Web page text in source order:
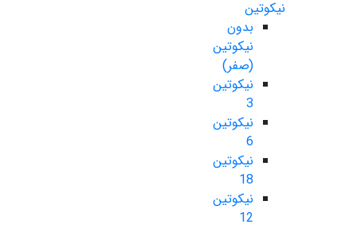
نیکوتین
بدون
نیکوتین
(صفر)
نیکوتین
3
نیکوتین
6
نیکوتین
18
نیکوتین
12